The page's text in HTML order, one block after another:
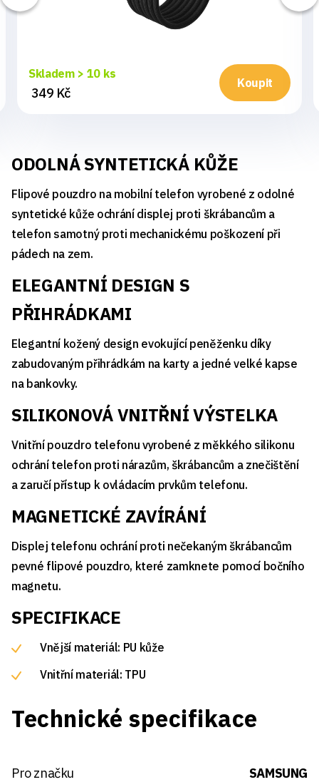
Skladem > 10 ks
349 Kč
Koupit
ODOLNÁ SYNTETICKÁ KŮŽE
Flipové pouzdro na mobilní telefon vyrobené z odolné
syntetické kůže ochrání displej proti škrábancům a
telefon samotný proti mechanickému poškození při
pádech na zem.
ELEGANTNÍ DESIGN S
PŘIHRÁDKAMI
Elegantní kožený design evokující peněženku díky
zabudovaným přihrádkám na karty a jedné velké kapse
na bankovky.
SILIKONOVÁ VNITŘNÍ VÝSTELKA
Vnitřní pouzdro telefonu vyrobené z měkkého silikonu
ochrání telefon proti nárazům, škrábancům a znečištění
a zaručí přístup k ovládacím prvkům telefonu.
MAGNETICKÉ ZAVÍRÁNÍ
Displej telefonu ochrání proti nečekaným škrábancům
pevné flipové pouzdro, které zamknete pomocí bočního
magnetu.
SPECIFIKACE
Vnější materiál: PU kůže
Vnitřní materiál: TPU
Technické specifikace
Pro značku SAMSUNG